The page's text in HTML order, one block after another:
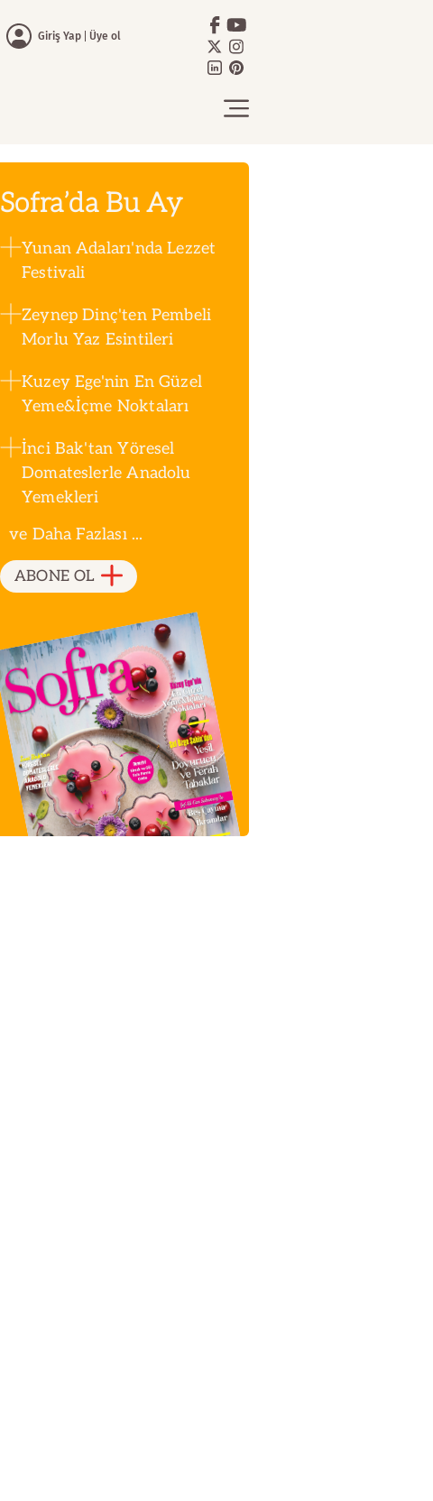
Giriş Yap Üye ol
Sofra’da Bu Ay
Yunan Adaları'nda Lezzet
Festivali
Zeynep Dinç'ten Pembeli
Morlu Yaz Esintileri
Kuzey Ege'nin En Güzel
Yeme&İçme Noktaları
İnci Bak'tan Yöresel
Domateslerle Anadolu
Yemekleri
ve Daha Fazlası ...
ABONE OL